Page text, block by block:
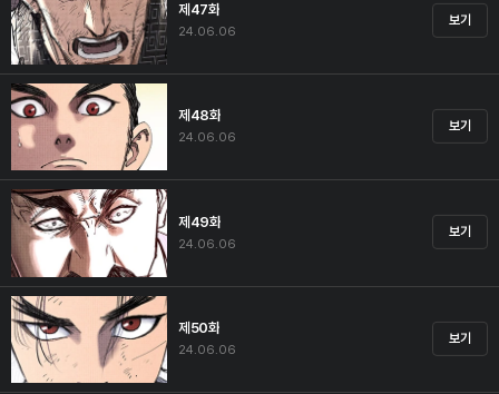
제47화
24.06.06
보기
제48화
24.06.06
보기
제49화
24.06.06
보기
제50화
24.06.06
보기